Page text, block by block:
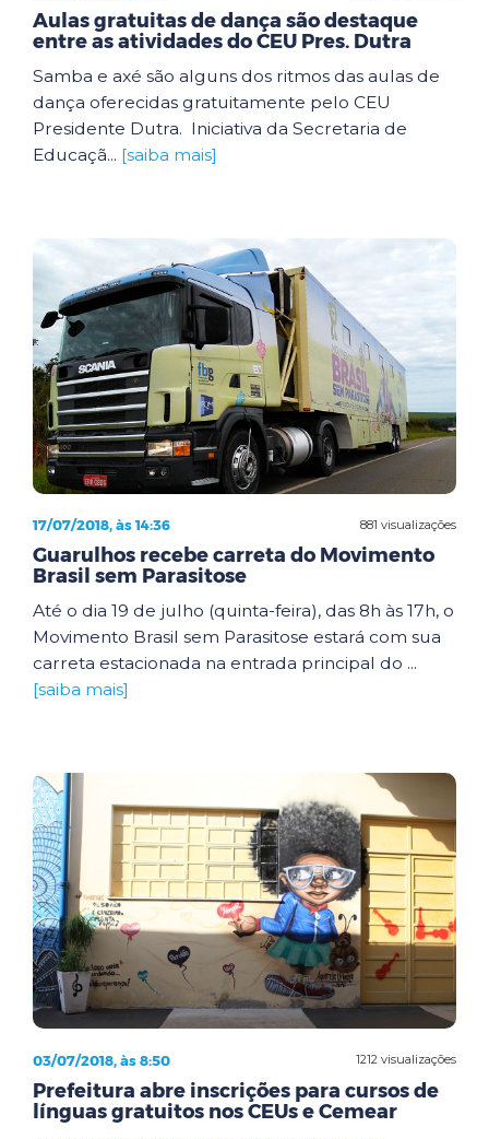
Aulas gratuitas de dança são destaque
entre as atividades do CEU Pres. Dutra
Samba e axé são alguns dos ritmos das aulas de
dança oferecidas gratuitamente pelo CEU
Presidente Dutra. Iniciativa da Secretaria de
Educaçã... [saiba mais]
881 visualizações
17/07/2018, às 14:36
Guarulhos recebe carreta do Movimento
Brasil sem Parasitose
Até o dia 19 de julho (quinta-feira), das 8h às 17h, o
Movimento Brasil sem Parasitose estará com sua
carreta estacionada na entrada principal do ...
[saiba mais]
1212 visualizações
03/07/2018, às 8:50
Prefeitura abre inscrições para cursos de
línguas gratuitos nos CEUs e Cemear